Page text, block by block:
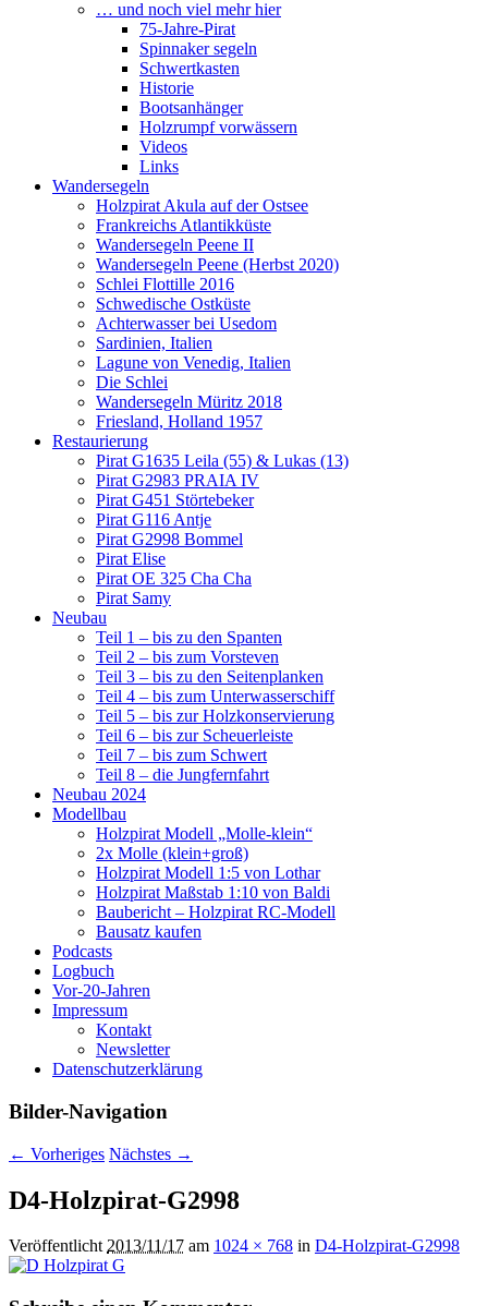
… und noch viel mehr hier
75-Jahre-Pirat
Spinnaker segeln
Schwertkasten
Historie
Bootsanhänger
Holzrumpf vorwässern
Videos
Links
Wandersegeln
Holzpirat Akula auf der Ostsee
Frankreichs Atlantikküste
Wandersegeln Peene II
Wandersegeln Peene (Herbst 2020)
Schlei Flottille 2016
Schwedische Ostküste
Achterwasser bei Usedom
Sardinien, Italien
Lagune von Venedig, Italien
Die Schlei
Wandersegeln Müritz 2018
Friesland, Holland 1957
Restaurierung
Pirat G1635 Leila (55) & Lukas (13)
Pirat G2983 PRAIA IV
Pirat G451 Störtebeker
Pirat G116 Antje
Pirat G2998 Bommel
Pirat Elise
Pirat OE 325 Cha Cha
Pirat Samy
Neubau
Teil 1 – bis zu den Spanten
Teil 2 – bis zum Vorsteven
Teil 3 – bis zu den Seitenplanken
Teil 4 – bis zum Unterwasserschiff
Teil 5 – bis zur Holzkonservierung
Teil 6 – bis zur Scheuerleiste
Teil 7 – bis zum Schwert
Teil 8 – die Jungfernfahrt
Neubau 2024
Modellbau
Holzpirat Modell „Molle-klein“
2x Molle (klein+groß)
Holzpirat Modell 1:5 von Lothar
Holzpirat Maßstab 1:10 von Baldi
Baubericht – Holzpirat RC-Modell
Bausatz kaufen
Podcasts
Logbuch
Vor-20-Jahren
Impressum
Kontakt
Newsletter
Datenschutzerklärung
Bilder-Navigation
← Vorheriges Nächstes →
D4-Holzpirat-G2998
Veröffentlicht2013/11/17 am 1024 × 768 in D4-Holzpirat-G2998